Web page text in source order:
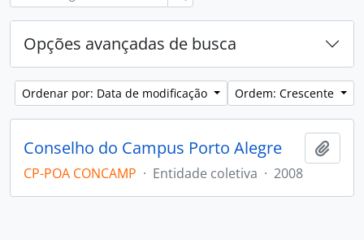
Opções avançadas de busca
Ordenar por: Data de modificação Ordem: Crescente
Conselho do Campus Porto Alegre
CP-POA CONCAMP · Entidade coletiva · 2008